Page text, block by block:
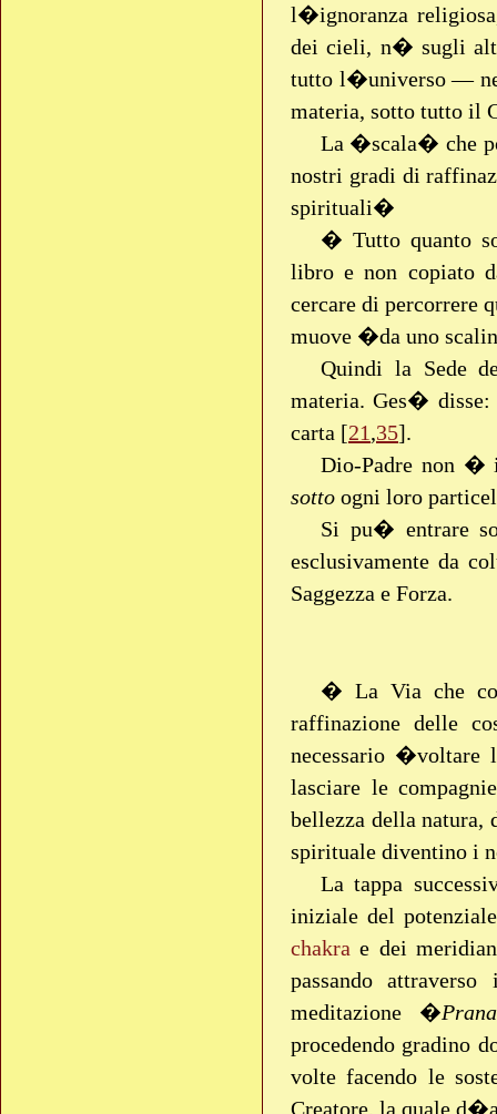
l�ignoranza
dei cieli, n� sugli
tutto l�universo —
materia, sotto tutto il
La �scala� che
nostri gradi di
spirituali�
� Tutto quanto
libro e non copiato
cercare di percorrere
muove �da uno
Quindi la Sede
materia. Ges� disse:
carta [21,35].
Dio-Padre non
sotto ogni loro
Si pu� entrare
esclusivamente da
Saggezza e Forza.
� La Via che
raffinazione delle
necessario �voltare
lasciare le
bellezza della natura,
spirituale diventino i
La tappa
iniziale del
chakra e dei
passando
meditazione �
procedendo gradino
volte facendo le
Creatore, la quale